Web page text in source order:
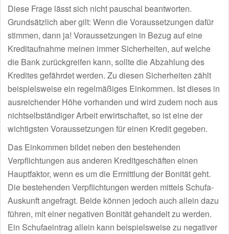
Diese Frage lässt sich nicht pauschal beantworten.
Grundsätzlich aber gilt: Wenn die Voraussetzungen dafür
stimmen, dann ja! Voraussetzungen in Bezug auf eine
Kreditaufnahme meinen immer Sicherheiten, auf welche
die Bank zurückgreifen kann, sollte die Abzahlung des
Kredites gefährdet werden. Zu diesen Sicherheiten zählt
beispielsweise ein regelmäßiges Einkommen. Ist dieses in
ausreichender Höhe vorhanden und wird zudem noch aus
nichtselbständiger Arbeit erwirtschaftet, so ist eine der
wichtigsten Voraussetzungen für einen Kredit gegeben.
Das Einkommen bildet neben den bestehenden
Verpflichtungen aus anderen Kreditgeschäften einen
Hauptfaktor, wenn es um die Ermittlung der Bonität geht.
Die bestehenden Verpflichtungen werden mittels Schufa-
Auskunft angefragt. Beide können jedoch auch allein dazu
führen, mit einer negativen Bonität gehandelt zu werden.
Ein Schufaeintrag allein kann beispielsweise zu negativer